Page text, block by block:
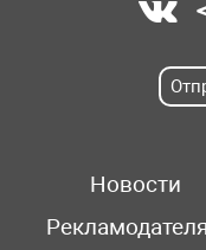
Новости